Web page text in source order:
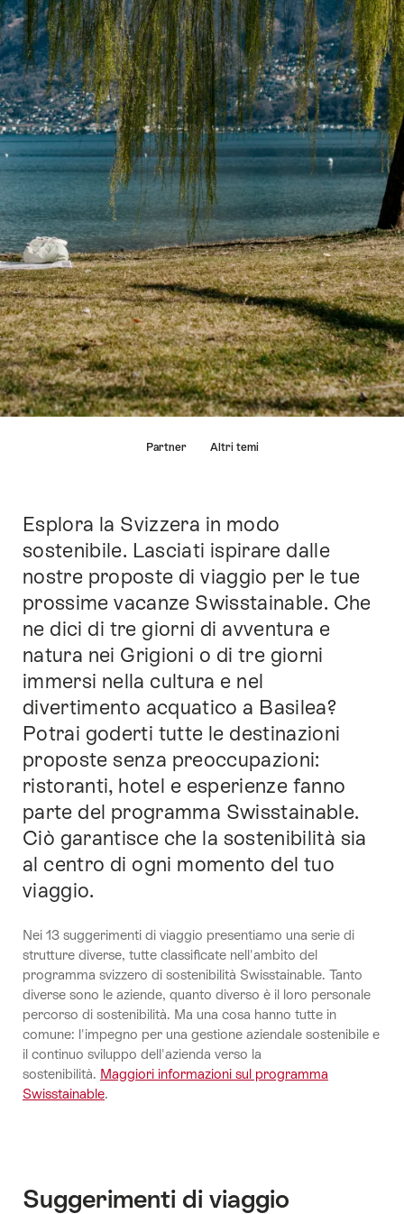
conducono
direttamente
ai
punti
di
ancoraggio
di
questo
sito.
Partner Altri temi
Introduzione
Esplora la Svizzera in modo
sostenibile. Lasciati ispirare dalle
nostre proposte di viaggio per le tue
prossime vacanze Swisstainable. Che
ne dici di tre giorni di avventura e
natura nei Grigioni o di tre giorni
immersi nella cultura e nel
divertimento acquatico a Basilea?
Potrai goderti tutte le destinazioni
proposte senza preoccupazioni:
ristoranti, hotel e esperienze fanno
parte del programma Swisstainable.
Ciò garantisce che la sostenibilità sia
al centro di ogni momento del tuo
viaggio.
Nei 13 suggerimenti di viaggio presentiamo una serie di
strutture diverse, tutte classificate nell'ambito del
programma svizzero di sostenibilità Swisstainable. Tanto
diverse sono le aziende, quanto diverso è il loro personale
percorso di sostenibilità. Ma una cosa hanno tutte in
comune: l'impegno per una gestione aziendale sostenibile e
il continuo sviluppo dell'azienda verso la
sostenibilità. Maggiori informazioni sul programma
Swisstainable.
Suggerimenti di viaggio